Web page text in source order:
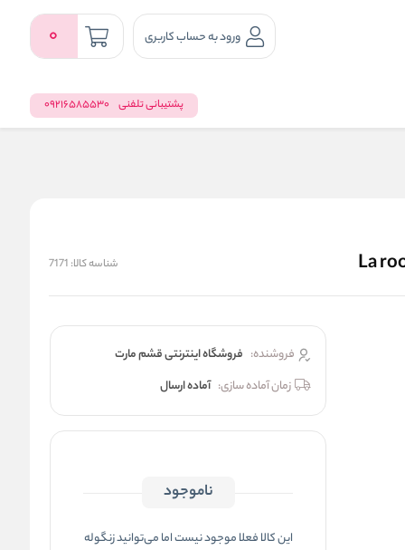
ورود به حساب کاربری 0
پشتیبانی تلفنی 09216585530
شناسه کالا: 7171
فروشنده: فروشگاه اینترنتی قشم مارت
زمان آماده سازی: آماده ارسال
ناموجود
این کالا فعلا موجود نیست اما می‌توانید زنگوله